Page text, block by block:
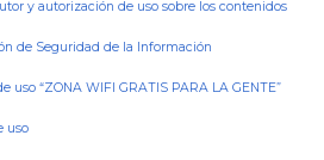
y autorización de uso sobre los contenidos
de Seguridad de la Información
uso “ZONA WIFI GRATIS PARA LA GENTE”
uso